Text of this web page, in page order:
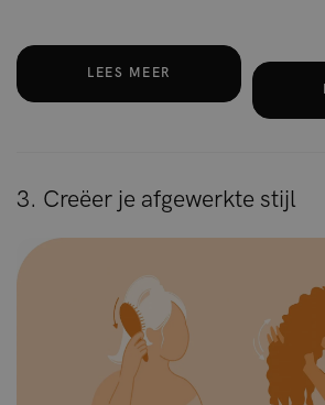
LEES MEER
3. Creëer je afgewerkte stijl